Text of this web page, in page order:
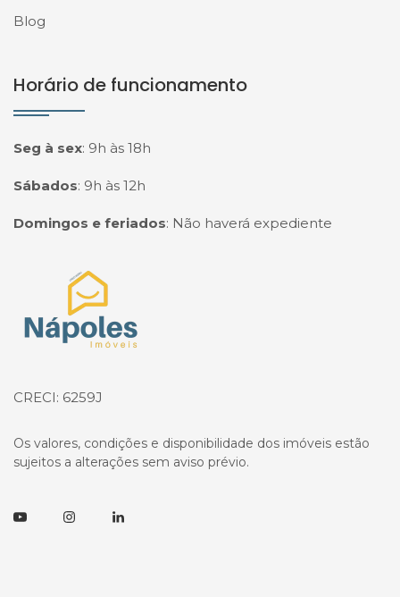
Blog
Horário de funcionamento
Seg à sex: 9h às 18h
Sábados: 9h às 12h
Domingos e feriados: Não haverá expediente
Página inicial
CRECI: 6259J
Os valores, condições e disponibilidade dos imóveis estão
sujeitos a alterações sem aviso prévio.
YoutubeInstagramLinkedin